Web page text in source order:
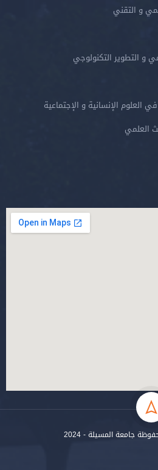
و التقني
و التطوير التكنولوجي
العلوم الإنسانية و الإجتماعية
العلمي
جامعة المسيلة - 2024